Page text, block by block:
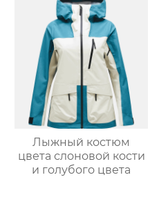
Лыжный костюм
цвета слоновой кости
и голубого цвета